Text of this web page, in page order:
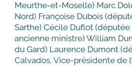
Meurthe-et-Moselle) Marc
Nord) Françoise Dubois
Sarthe) Cécile Duflot (députée
ancienne ministre) William
du Gard) Laurence Dumont
Calvados, Vice-présidente de